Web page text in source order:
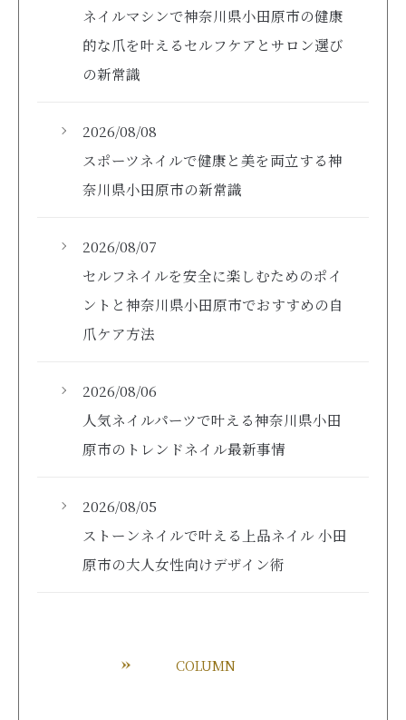
ネイルマシンで神奈川県小田原市の健康
的な爪を叶えるセルフケアとサロン選び
の新常識
2026/08/08
スポーツネイルで健康と美を両立する神
奈川県小田原市の新常識
2026/08/07
セルフネイルを安全に楽しむためのポイ
ントと神奈川県小田原市でおすすめの自
爪ケア方法
2026/08/06
人気ネイルパーツで叶える神奈川県小田
原市のトレンドネイル最新事情
2026/08/05
ストーンネイルで叶える上品ネイル 小田
原市の大人女性向けデザイン術
COLUMN